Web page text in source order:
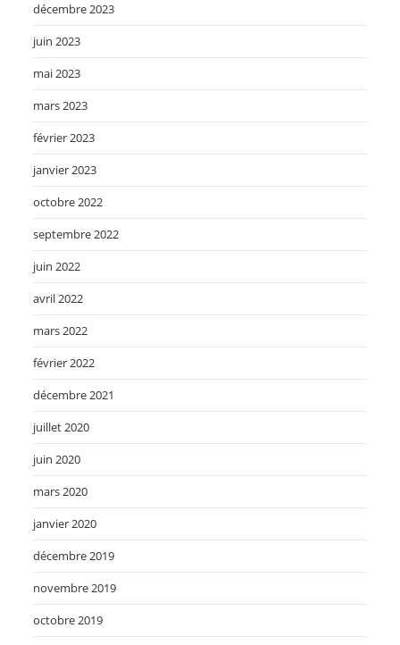
décembre 2023
juin 2023
mai 2023
mars 2023
février 2023
janvier 2023
octobre 2022
septembre 2022
juin 2022
avril 2022
mars 2022
février 2022
décembre 2021
juillet 2020
juin 2020
mars 2020
janvier 2020
décembre 2019
novembre 2019
octobre 2019